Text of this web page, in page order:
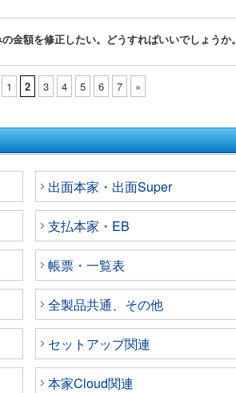
金額を修正したい。どうすればいいでしょうか。
1 2 3 4 5 6 7 »
出面本家・出面Super
支払本家・EB
帳票・一覧表
全製品共通、その他
セットアップ関連
本家Cloud関連